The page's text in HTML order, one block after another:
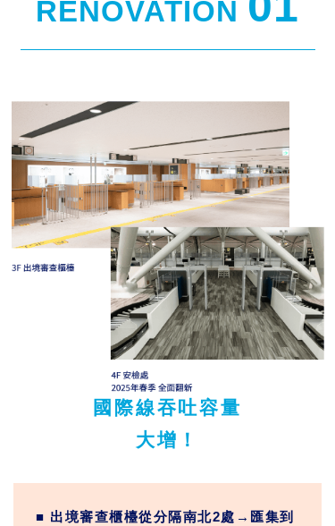
RENOVATION
國際線吞吐容量
大增！
■ 出境審查櫃檯從分隔南北2處→匯集到